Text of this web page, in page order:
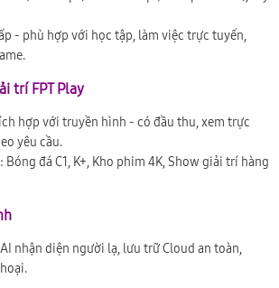
- phù hợp với học tập, làm việc trực tuyến,
trí FPT Play
hợp với truyền hình - có đầu thu, xem trực
yêu cầu.
Bóng đá C1, K+, Kho phim 4K, Show giải trí hàng
nhận diện người lạ, lưu trữ Cloud an toàn,